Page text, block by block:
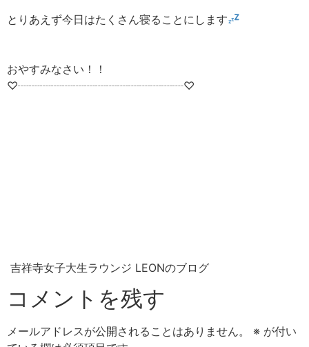
とりあえず今日はたくさん寝ることにします
おやすみなさい！！
♡┈┈┈┈┈┈┈┈┈┈┈┈┈┈┈♡
吉祥寺女子大生ラウンジ LEONのブログ
コメントを残す
メールアドレスが公開されることはありません。 ※ が付い